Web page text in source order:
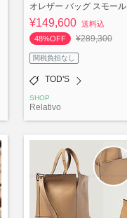
オレザー バッグ スモール
¥149,600 送料込
48%OFF
¥289,300
関税負担なし
TOD'S
SHOP
Relativo